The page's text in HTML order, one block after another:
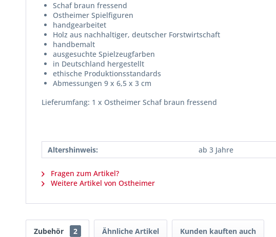
Schaf braun fressend
Ostheimer Spielfiguren
handgearbeitet
Holz aus nachhaltiger, deutscher Forstwirtschaft
handbemalt
ausgesuchte Spielzeugfarben
in Deutschland hergestellt
ethische Produktionsstandards
Abmessungen 9 x 6,5 x 3 cm
Lieferumfang: 1 x Ostheimer Schaf braun fressend
Altershinweis: ab 3 Jahre
Fragen zum Artikel?
Weitere Artikel von Ostheimer
Zubehör 2 Ähnliche Artikel Kunden kauften auch